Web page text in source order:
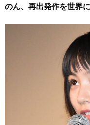
のん、再出発作を世界